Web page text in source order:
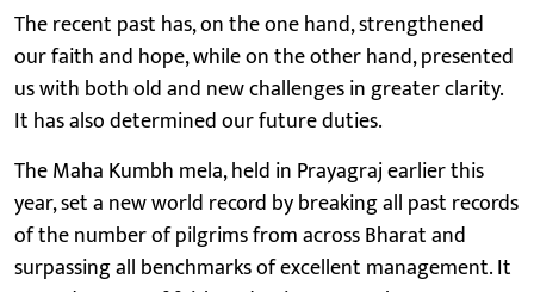
The recent past has, on the one hand, strengthened
our faith and hope, while on the other hand, presented
us with both old and new challenges in greater clarity.
It has also determined our future duties.
The Maha Kumbh mela, held in Prayagraj earlier this
year, set a new world record by breaking all past records
of the number of pilgrims from across Bharat and
surpassing all benchmarks of excellent management. It